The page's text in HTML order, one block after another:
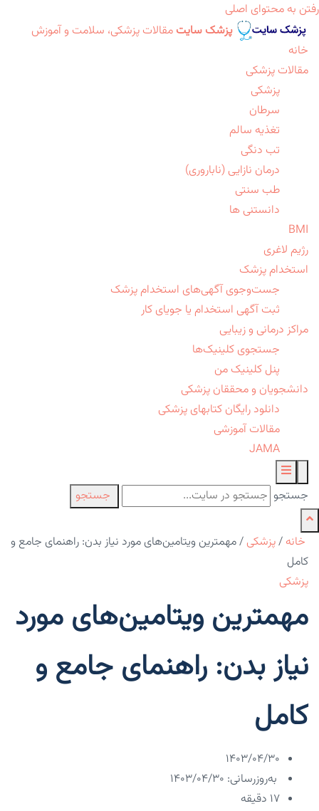
رفتن به محتوای اصلی
پزشک سایت مقالات پزشکی، سلامت و آموزش
خانه
مقالات پزشکی
پزشکی
سرطان
تغذیه سالم
تب دنگی
درمان نازایی (ناباروری)
طب سنتی
دانستنی ها
BMI
رژیم لاغری
استخدام پزشک
جست‌وجوی آگهی‌های استخدام پزشک
ثبت آگهی استخدام یا جویای کار
مراکز درمانی و زیبایی
جستجوی کلینیک‌ها
پنل کلینیک من
دانشجویان و محققان پزشکی
دانلود رایگان کتابهای پزشکی
مقالات آموزشی
JAMA
جستجو جستجو
خانه /پزشکی /مهمترین ویتامین‌های مورد نیاز بدن: راهنمای جامع و
کامل
پزشکی
مهمترین ویتامین‌های مورد
نیاز بدن: راهنمای جامع و
کامل
۱۴۰۳/۰۴/۳۰
به‌روزرسانی: ۱۴۰۳/۰۴/۳۰
17 دقیقه